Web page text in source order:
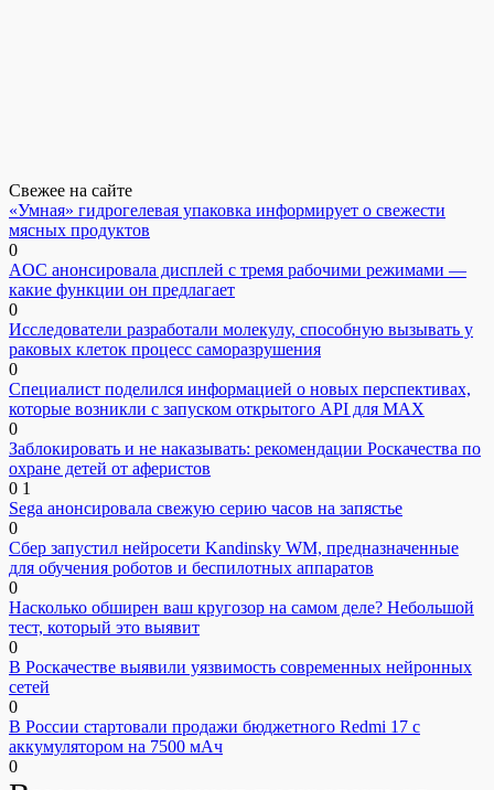
Свежее на сайте
«Умная» гидрогелевая упаковка информирует о свежести
мясных продуктов
0
AOC анонсировала дисплей с тремя рабочими режимами —
какие функции он предлагает
0
Исследователи разработали молекулу, способную вызывать у
раковых клеток процесс саморазрушения
0
Специалист поделился информацией о новых перспективах,
которые возникли с запуском открытого API для МАХ
0
Заблокировать и не наказывать: рекомендации Роскачества по
охране детей от аферистов
0 1
Sega анонсировала свежую серию часов на запястье
0
Сбер запустил нейросети Kandinsky WM, предназначенные
для обучения роботов и беспилотных аппаратов
0
Насколько обширен ваш кругозор на самом деле? Небольшой
тест, который это выявит
0
В Роскачестве выявили уязвимость современных нейронных
сетей
0
В России стартовали продажи бюджетного Redmi 17 с
аккумулятором на 7500 мАч
0